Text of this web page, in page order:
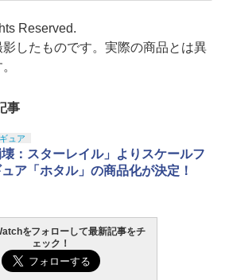
Reserved.
したものです。実際の商品とは異
事
ュア
壊：スターレイル」よりスケールフ
ュア「ホタル」の商品化が決定！
をフォローして最新記事をチ
ェック！